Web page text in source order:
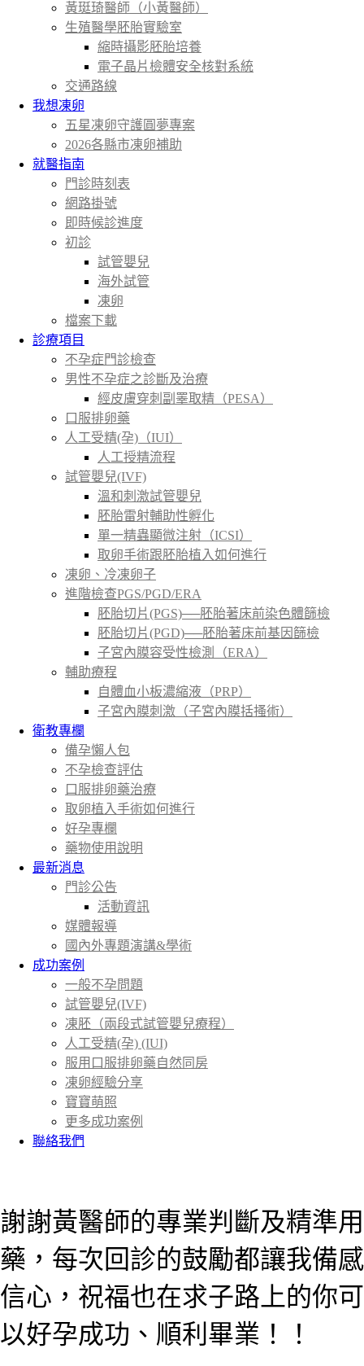
黃珽琦醫師（小黃醫師）
生殖醫學胚胎實驗室
縮時攝影胚胎培養
電子晶片檢體安全核對系統
交通路線
我想凍卵
五星凍卵守護圓夢專案
2026各縣市凍卵補助
就醫指南
門診時刻表
網路掛號
即時候診進度
初診
試管嬰兒
海外試管
凍卵
檔案下載
診療項目
不孕症門診檢查
男性不孕症之診斷及治療
經皮膚穿刺副睪取精（PESA）
口服排卵藥
人工受精(孕)（IUI）
人工授精流程
試管嬰兒(IVF)
溫和刺激試管嬰兒
胚胎雷射輔助性孵化
單一精蟲顯微注射（ICSI）
取卵手術跟胚胎植入如何進行
凍卵、冷凍卵子
進階檢查PGS/PGD/ERA
胚胎切片(PGS)──胚胎著床前染色體篩檢
胚胎切片(PGD)──胚胎著床前基因篩檢
子宮內膜容受性檢測（ERA）
輔助療程
自體血小板濃縮液（PRP）
子宮內膜刺激（子宮內膜括搔術）
衛教專欄
備孕懶人包
不孕檢查評估
口服排卵藥治療
取卵植入手術如何進行
好孕專欄
藥物使用說明
最新消息
門診公告
活動資訊
媒體報導
國內外專題演講&學術
成功案例
一般不孕問題
試管嬰兒(IVF)
凍胚（兩段式試管嬰兒療程）
人工受精(孕) (IUI)
服用口服排卵藥自然同房
凍卵經驗分享
寶寶萌照
更多成功案例
聯絡我們
謝謝黃醫師的專業判斷及精準用
藥，每次回診的鼓勵都讓我備感
信心，祝福也在求子路上的你可
以好孕成功、順利畢業！！